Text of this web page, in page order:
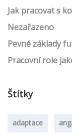
Jak pracovat s
Nezařazeno
Pevné základy
Pracovní role
Štítky
adaptace